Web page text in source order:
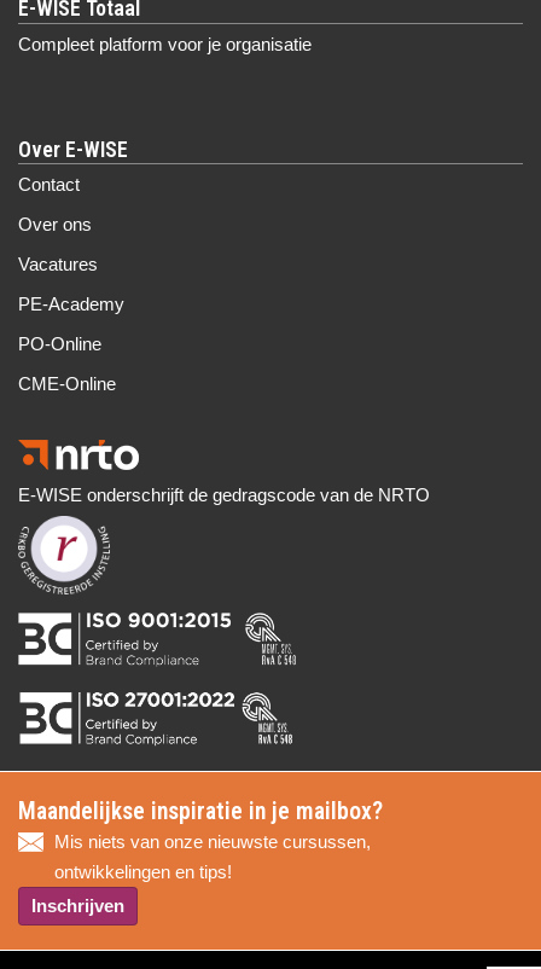
Compleet platform voor je organisatie
Over E-WISE
Contact
Over ons
Vacatures
PE-Academy
PO-Online
CME-Online
E-WISE onderschrijft de gedragscode van de NRTO
Maandelijkse inspiratie in je mailbox?
Mis niets van onze nieuwste cursussen,
ontwikkelingen en tips!
Inschrijven